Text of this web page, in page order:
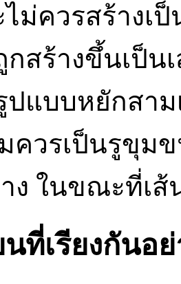
ม่ควรสร้างเ
กสร้างขึ้นเป็
ปแบบหยักสา
ควรเป็นรูขุม
ง ในขณะที่เ
ที่เรียงกันอ